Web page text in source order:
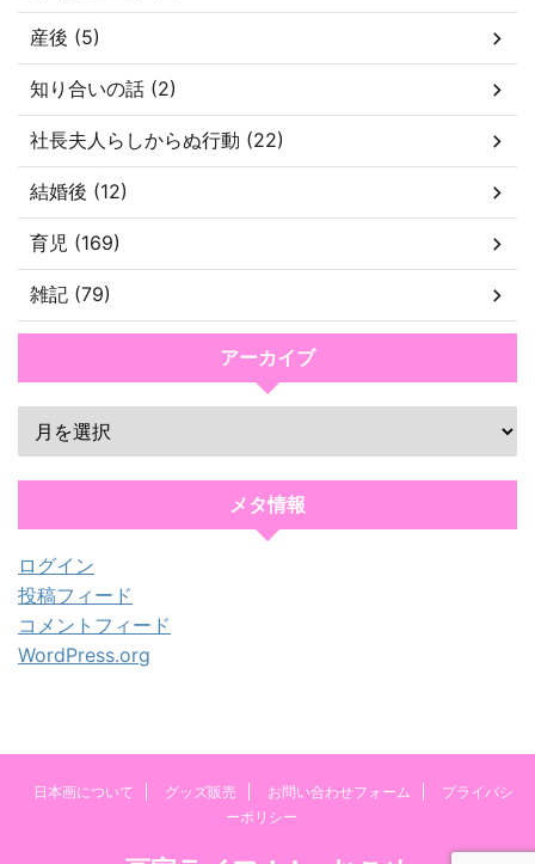
産後 (5)
知り合いの話 (2)
社長夫人らしからぬ行動 (22)
結婚後 (12)
育児 (169)
雑記 (79)
アーカイブ
メタ情報
ログイン
投稿フィード
コメントフィード
WordPress.org
日本画について グッズ販売 お問い合わせフォーム
プライバシ
ーポリシー